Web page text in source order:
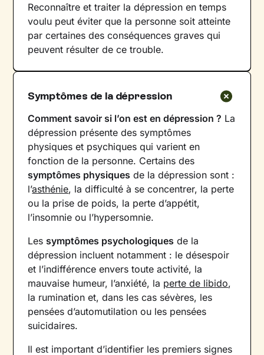
Reconnaître et traiter la dépression en temps
voulu peut éviter que la personne soit atteinte
par certaines des conséquences graves qui
peuvent résulter de ce trouble.
Symptômes de la dépression
Comment savoir si l’on est en dépression ? La
dépression présente des symptômes
physiques et psychiques qui varient en
fonction de la personne. Certains des
symptômes physiques de la dépression sont :
l’asthénie, la difficulté à se concentrer, la perte
ou la prise de poids, la perte d’appétit,
l’insomnie ou l’hypersomnie.
Les symptômes psychologiques de la
dépression incluent notamment : le désespoir
et l’indifférence envers toute activité, la
mauvaise humeur, l’anxiété, la perte de libido,
la rumination et, dans les cas sévères, les
pensées d’automutilation ou les pensées
suicidaires.
Il est important d’identifier les premiers signes